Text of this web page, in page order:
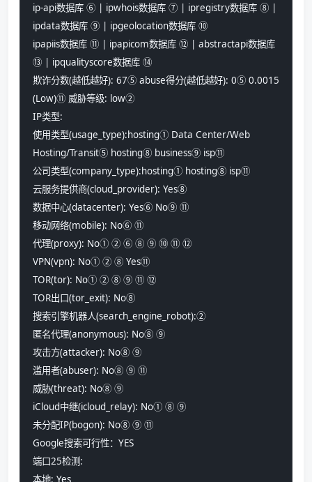
ip-api数据库 ⑥ | ipwhois数据库 ⑦ | ipregistry数据库 ⑧ |
ipdata数据库 ⑨ | ipgeolocation数据库 ⑩
ipapiis数据库 ⑪ | ipapicom数据库 ⑫ | abstractapi数据库
⑬ | ipqualityscore数据库 ⑭
欺诈分数(越低越好): 67⑤ abuse得分(越低越好): 0⑤ 0.0015
(Low)⑪ 威胁等级: low②
IP类型:
使用类型(usage_type):hosting① Data Center/Web
Hosting/Transit⑤ hosting⑧ business⑨ isp⑪
公司类型(company_type):hosting① hosting⑧ isp⑪
云服务提供商(cloud_provider): Yes⑧
数据中心(datacenter): Yes⑥ No⑨ ⑪
移动网络(mobile): No⑥ ⑪
代理(proxy): No① ② ⑥ ⑧ ⑨ ⑩ ⑪ ⑫
VPN(vpn): No① ② ⑧ Yes⑪
TOR(tor): No① ② ⑧ ⑨ ⑪ ⑫
TOR出口(tor_exit): No⑧
搜索引擎机器人(search_engine_robot):②
匿名代理(anonymous): No⑧ ⑨
攻击方(attacker): No⑧ ⑨
滥用者(abuser): No⑧ ⑨ ⑪
威胁(threat): No⑧ ⑨
iCloud中继(icloud_relay): No① ⑧ ⑨
未分配IP(bogon): No⑧ ⑨ ⑪
Google搜索可行性：YES
端口25检测:
本地: Yes